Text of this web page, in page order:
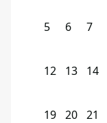
5 6 7
12 13 14
19 20 21